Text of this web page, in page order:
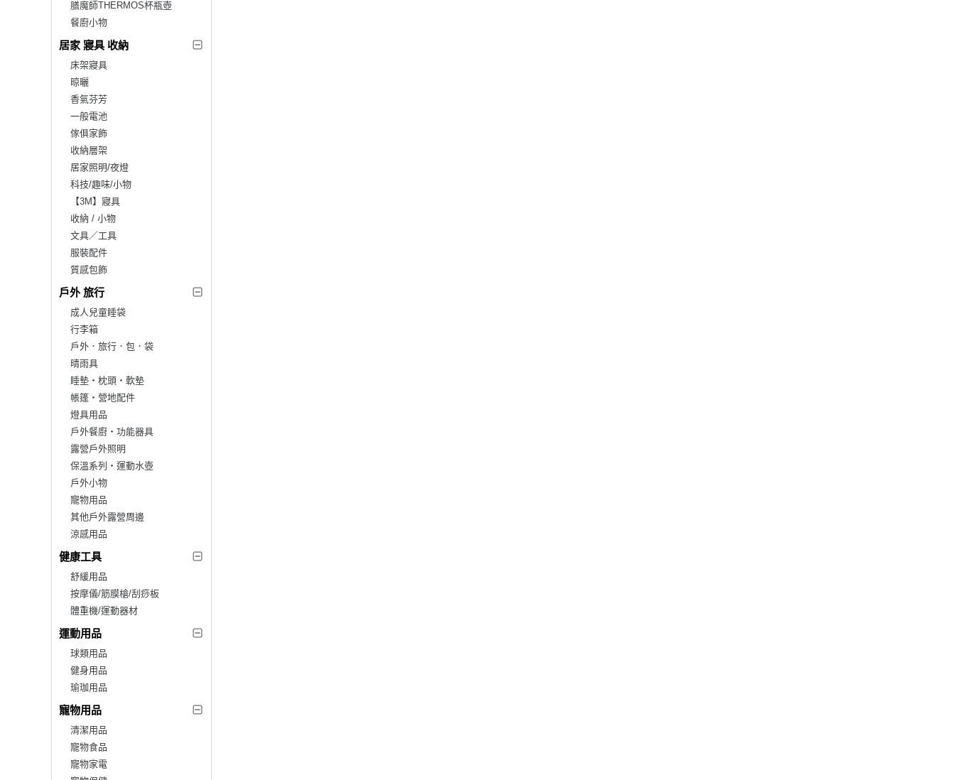
膳魔師THERMOS杯瓶壺
餐廚小物
居家 寢具 收納
床架寢具
晾曬
香氣芬芳
一般電池
傢俱家飾
收納層架
居家照明/夜燈
科技/趣味/小物
【3M】寢具
收納 / 小物
文具／工具
服裝配件
質感包飾
戶外 旅行
成人兒童睡袋
行李箱
戶外．旅行．包．袋
晴雨具
睡墊‧枕頭‧軟墊
帳篷‧營地配件
燈具用品
戶外餐廚‧功能器具
露營戶外照明
保溫系列‧運動水壺
戶外小物
寵物用品
其他戶外露營周邊
涼感用品
健康工具
舒緩用品
按摩儀/筋膜槍/刮痧板
體重機/運動器材
運動用品
球類用品
健身用品
瑜珈用品
寵物用品
清潔用品
寵物食品
寵物家電